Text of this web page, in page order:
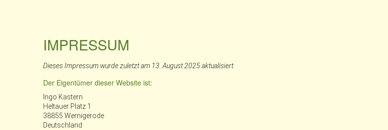
IMPRESSUM
Dieses Impressum wurde zuletzt am 13. August 2025 aktualisiert.
Der Eigentümer dieser Website ist:
Ingo Kastern
Heltauer Platz 1
38855 Wernigerode
Deutschland